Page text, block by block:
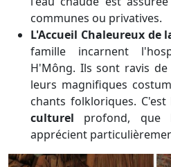
communes ou privatives.
L'Accueil Chaleureux de
famille incarnent
H'Mông. Ils sont ravis
leurs magnifiques
chants folkloriques. C'est
culturel profond, que
apprécient